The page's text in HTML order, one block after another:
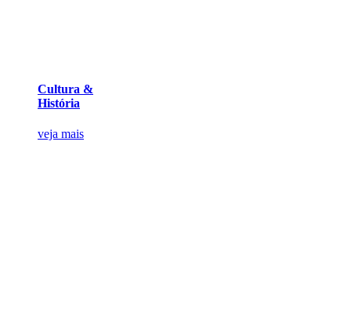
Cultura &
História
veja mais